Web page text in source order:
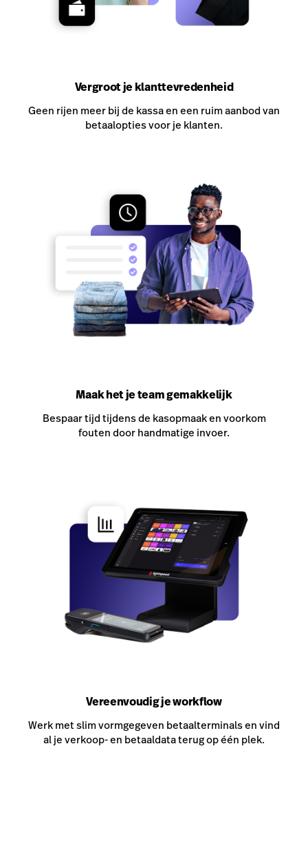
Vergroot je klanttevredenheid
Geen rijen meer bij de kassa en een ruim aanbod van
betaalopties voor je klanten.
Maak het je team gemakkelijk
Bespaar tijd tijdens de kasopmaak en voorkom
fouten door handmatige invoer.
Vereenvoudig je workflow
Werk met slim vormgegeven betaalterminals en vind
al je verkoop- en betaaldata terug op één plek.